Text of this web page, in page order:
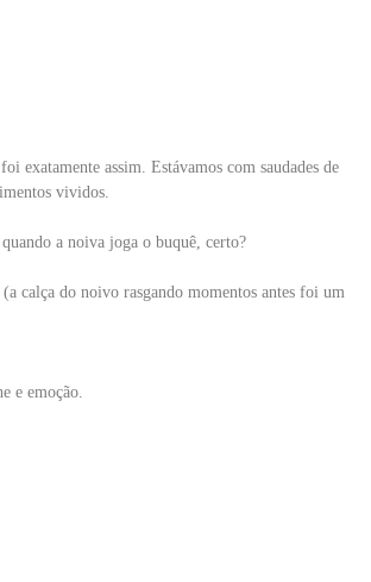
exatamente assim. Estávamos com saudades de
vividos.
a noiva joga o buquê, certo?
calça do noivo rasgando momentos antes foi um
e emoção.